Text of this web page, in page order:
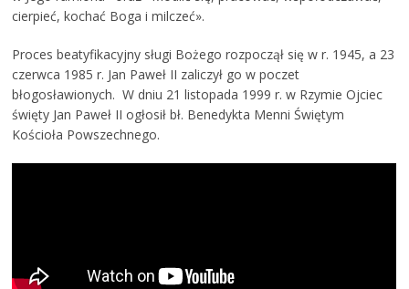
cierpieć, kochać Boga i milczeć».
Proces beatyfikacyjny sługi Bożego rozpoczął się w r. 1945, a 23
czerwca 1985 r. Jan Paweł II zaliczył go w poczet
błogosławionych. W dniu 21 listopada 1999 r. w Rzymie Ojciec
święty Jan Paweł II ogłosił bł. Benedykta Menni Świętym
Kościoła Powszechnego.